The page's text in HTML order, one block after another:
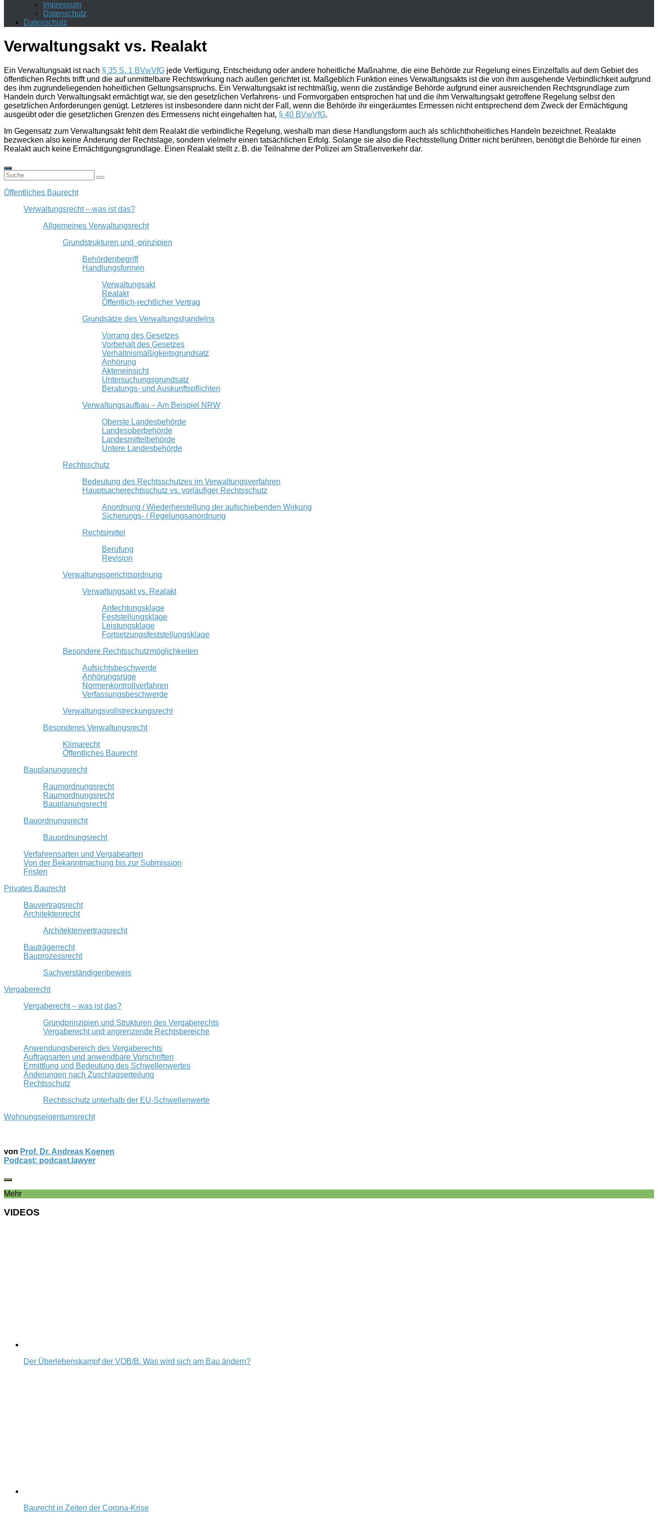
Impressum
Datenschutz
Datenschutz
Verwaltungsakt vs. Realakt
Ein Verwaltungsaktist nach § 35 S. 1 BVwVfG jede Verfügung, Entscheidung oder andere hoheitliche Maßnahme, die eine Behörde zur Regelung eines Einzelfalls auf dem Gebiet des
öffentlichen Rechts trifft und die auf unmittelbare Rechtswirkung nach außen gerichtet ist. Maßgeblich Funktion eines Verwaltungsakts ist die von ihm ausgehende Verbindlichkeitaufgrund
des ihm zugrundeliegenden hoheitlichen Geltungsanspruchs. Ein Verwaltungsakt ist rechtmäßig, wenn die zuständige Behörde aufgrund einer ausreichenden Rechtsgrundlage zum
Handeln durch Verwaltungsakt ermächtigt war, sie den gesetzlichen Verfahrens- und Formvorgaben entsprochen hat und die ihm Verwaltungsakt getroffene Regelung selbst den
gesetzlichen Anforderungen genügt. Letzteres ist insbesondere dann nicht der Fall, wenn die Behörde ihr eingeräumtes Ermessen nicht entsprechend dem Zweck der Ermächtigung
ausgeübt oder die gesetzlichen Grenzen des Ermessens nicht eingehalten hat, § 40 BVwVfG.
Im Gegensatz zum Verwaltungsakt fehlt dem Realaktdie verbindliche Regelung, weshalb man diese Handlungsform auch als schlichthoheitliches Handeln bezeichnet. Realakte
bezwecken also keine Änderung der Rechtslage, sondern vielmehr einen tatsächlichen Erfolg. Solange sie also die Rechtsstellung Dritter nicht berühren, benötigt die Behörde für einen
Realakt auch keine Ermächtigungsgrundlage. Einen Realakt stellt z. B. die Teilnahme der Polizei am Straßenverkehr dar.
Öffentliches Baurecht
Verwaltungsrecht – was ist das?
Allgemeines Verwaltungsrecht
Grundstrukturen und -prinzipien
Behördenbegriff
Handlungsformen
Verwaltungsakt
Realakt
Öffentlich-rechtlicher Vertrag
Grundsätze des Verwaltungshandelns
Vorrang des Gesetzes
Vorbehalt des Gesetzes
Verhältnismäßigkeitsgrundsatz
Anhörung
Akteneinsicht
Untersuchungsgrundsatz
Beratungs- und Auskunftspflichten
Verwaltungsaufbau – Am Beispiel NRW
Oberste Landesbehörde
Landesoberbehörde
Landesmittelbehörde
Untere Landesbehörde
Rechtsschutz
Bedeutung des Rechtsschutzes im Verwaltungsverfahren
Hauptsacherechtsschutz vs. vorläufiger Rechtsschutz
Anordnung / Wiederherstellung der aufschiebenden Wirkung
Sicherungs- / Regelungsanordnung
Rechtsmittel
Berufung
Revision
Verwaltungsgerichtsordnung
Verwaltungsakt vs. Realakt
Anfechtungsklage
Feststellungsklage
Leistungsklage
Fortsetzungsfeststellungsklage
Besondere Rechtsschutzmöglichkeiten
Aufsichtsbeschwerde
Anhörungsrüge
Normenkontrollverfahren
Verfassungsbeschwerde
Verwaltungsvollstreckungsrecht
Besonderes Verwaltungsrecht
Klimarecht
Öffentliches Baurecht
Bauplanungsrecht
Raumordnungsrecht
Raumordnungsrecht
Bauplanungsrecht
Bauordnungsrecht
Bauordnungsrecht
Verfahrensarten und Vergabearten
Von der Bekanntmachung bis zur Submission
Fristen
Privates Baurecht
Bauvertragsrecht
Architektenrecht
Architektenvertragsrecht
Bauträgerrecht
Bauprozessrecht
Sachverständigenbeweis
Vergaberecht
Vergaberecht – was ist das?
Grundprinzipien und Strukturen des Vergaberechts
Vergaberecht und angrenzende Rechtsbereiche
Anwendungsbereich des Vergaberechts
Auftragsarten und anwendbare Vorschriften
Ermittlung und Bedeutung des Schwellenwertes
Änderungen nach Zuschlagserteilung
Rechtsschutz
Rechtsschutz unterhalb der EU-Schwellenwerte
Wohnungseigentumsrecht
von Prof. Dr. Andreas Koenen
Podcast: podcast.lawyer
Mehr
VIDEOS
Der Überlebenskampf der VOB/B. Was wird sich am Bau ändern?
Baurecht in Zeiten der Corona-Krise